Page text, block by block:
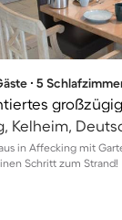
∙ 5
Kelheim,
in Affecking mit
Schritt zum Strand!